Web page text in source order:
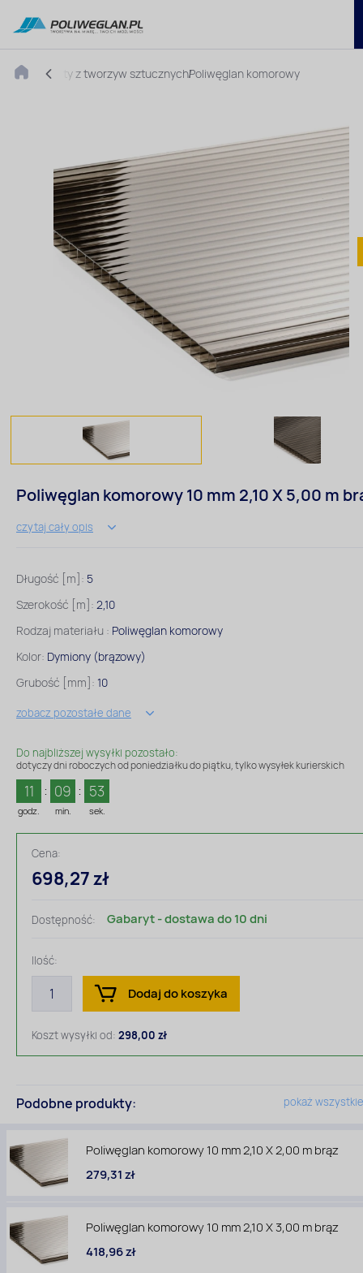
Płyty z tworzyw sztucznychPoliwęglan komorowy
Poliwęglan komorowy 10 mm 2,10 X 5,00 m
czytaj cały opis
Długość [m]: 5
Szerokość [m]: 2,10
Rodzaj materiału : Poliwęglan komorowy
Kolor: Dymiony (brązowy)
Grubość [mm]: 10
zobacz pozostałe dane
Do najbliższej wysyłki pozostało:
dotyczy dni roboczych od poniedziałku do piątku, tylko wysyłek kurierskich
11
godz.
09
min.
53
sek.
Cena:
698,27 zł
Dostępność: Gabaryt - dostawa do 10 dni
Ilość:
Dodaj do koszyka
Koszt wysyłki od: 298,00 zł
Podobne produkty:
Poliwęglan komorowy 10 mm 2,10 X 2,00 m brąz
279,31 zł
Poliwęglan komorowy 10 mm 2,10 X 3,00 m brąz
418,96 zł
pokaż wszystkie